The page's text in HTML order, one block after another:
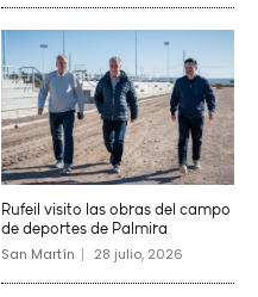
Rufeil visito las obras del campo
de deportes de Palmira
San Martín 28 julio, 2026